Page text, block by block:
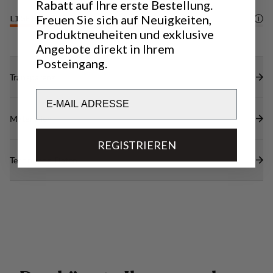
LIGHTWEIGHT 4 /6
Transparenz
Materialien
Technische Daten
Rabatt auf Ihre erste Bestellung.
Freuen Sie sich auf Neuigkeiten,
Produktneuheiten und exklusive
Angebote direkt in Ihrem
Posteingang.
REGISTRIEREN